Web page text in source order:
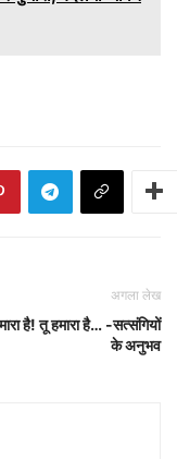
अगला लेख
है! तू हमारा है… -सत्संगियों
के अनुभव